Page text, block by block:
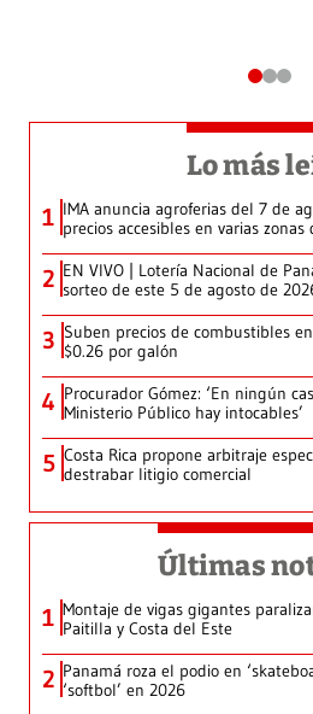
Lo más
1 IMA anuncia agroferias del 7 de
precios accesibles en varias zonas
2 EN VIVO | Lotería Nacional de
sorteo de este 5 de agosto de
3 Suben precios de combustibles
$0.26 por galón
4 Procurador Gómez: ‘En ningún
Ministerio Público hay intocables’
5 Costa Rica propone arbitraje
destrabar litigio comercial
Últimas
1 Montaje de vigas gigantes
Paitilla y Costa del Este
2 Panamá roza el podio en
‘softbol’ en 2026